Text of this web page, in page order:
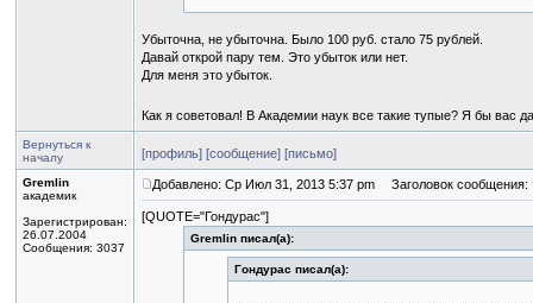
Убыточна, не убыточна. Было 100 руб. стало 75 рублей.
Давай открой пару тем. Это убыток или нет.
Для меня это убыток.
Как я советовал! В Академии наук все такие тупые? Я бы вас
Вернуться к
началу
[профиль] [сообщение] [письмо]
Gremlin
академик
Зарегистрирован:
26.07.2004
Сообщения: 3037
Добавлено: Ср Июл 31, 2013 5:37 pm Заголовок сообщения:
[QUOTE="Гондурас"]
Gremlin писал(а):
Гондурас писал(а):